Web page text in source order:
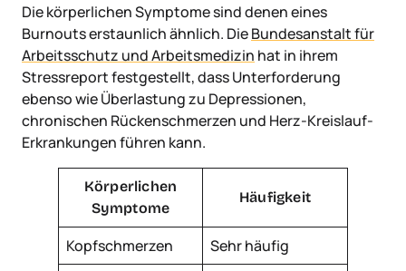
Die körperlichen Symptome sind denen eines
Burnouts erstaunlich ähnlich. DieBundesanstalt für
Arbeitsschutz und Arbeitsmedizin hat in ihrem
Stressreport festgestellt, dass Unterforderung
ebenso wie Überlastung zu Depressionen,
chronischen Rückenschmerzen und Herz-Kreislauf-
Erkrankungen führen kann.
Körperlichen
Symptome
Häufigkeit
Kopfschmerzen
Sehr häufig